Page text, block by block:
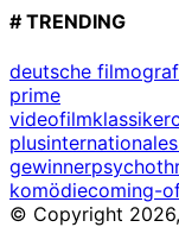
# TRENDING
deutsche
prime
videofilmklassiker
plus
gewinner
komödiecoming-
© Copyright